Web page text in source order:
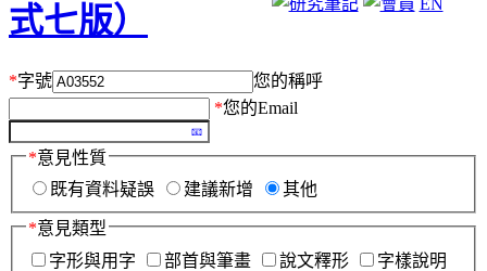
EN
*字號
您的稱呼
*您的Email
*意見性質
既有資料疑誤
建議新增 其他
*意見類型
字形與用字
部首與筆畫 說文釋形 字樣說明